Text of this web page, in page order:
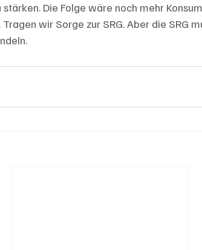
Die Folge wäre noch mehr
wir Sorge zur SRG. Aber die SRG